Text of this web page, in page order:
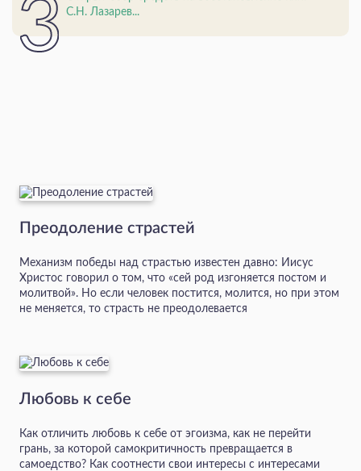
С.Н. Лазарев...
Преодоление страстей
Механизм победы над страстью известен давно: Иисус
Христос говорил о том, что «сей род изгоняется постом и
молитвой». Но если человек постится, молится, но при этом
не меняется, то страсть не преодолевается
Любовь к себе
Как отличить любовь к себе от эгоизма, как не перейти
грань, за которой самокритичность превращается в
самоедство? Как соотнести свои интересы с интересами